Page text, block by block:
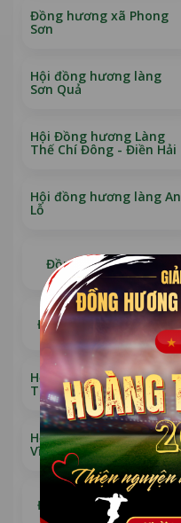
Đồng hương xã Phong
Sơn
Hội đồng hương làng
Sơn Quả
Hội Đồng hương Làng
Thế Chí Đông - Điền Hải
Hội đồng hương làng An
Lỗ
Đồng Hương Đại Lộc
Đồng hương Trạch Phổ
Hội đồng hương làng
Thanh Tân
Hội đồng hương thôn
Vĩnh Hương
Đồng hương Phò Trạch